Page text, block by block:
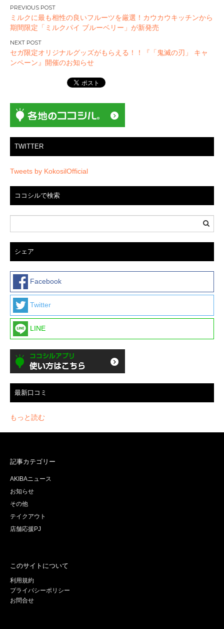
投
稿
ナ
ビ
ゲ
ン
ミルクに最も相性の良いフルーツを厳選！カウカウキッチンから
期間限定「ミルクパイ ブルーベリー」が新発売
セガ限定オリジナルグッズがもらえる！！『「鬼滅の刃」 キャ
ンペーン』開催のお知らせ
TWITTER
Tweets by KokosilOfficial
ココシルで検索
シェア
Facebook
Twitter
LINE
最新口コミ
もっと読む
記事カテゴリー
AKIBAニュース
お知らせ
その他
テイクアウト
店舗応援PJ
このサイトについて
利用規約
プライバシーポリシー
お問合せ